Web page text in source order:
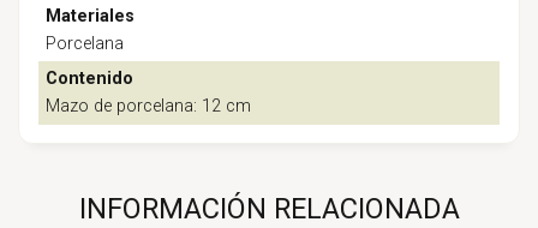
Materiales
Porcelana
Contenido
Mazo de porcelana: 12 cm
INFORMACIÓN RELACIONADA